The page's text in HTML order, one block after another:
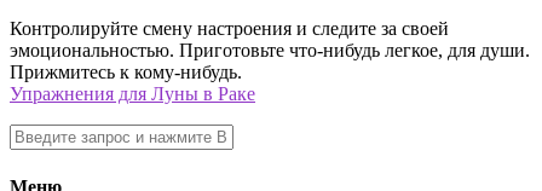
Контролируйте смену настроения и следите за своей
эмоциональностью. Приготовьте что-нибудь легкое, для души.
Прижмитесь к кому-нибудь.
Упражнения для Луны в Раке
Меню